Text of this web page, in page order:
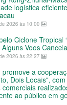
logística
2026 às 10:00
Ciclone Tropical
Alguns Voos
2026 às 22:27
promove a
Dois Locais”,
comerciais
ao público em